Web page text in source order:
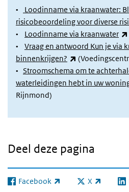
•
Loodinname via kraanwater:
risicobeoordeling voor diverse
• Loodinname via kraanwater
• Vraag en antwoord Kun je via
binnenkrijgen?
(externe link)
• Stroomschema om te
waterleidingen hebt in uw
Rijnmond)
Deel deze pagina
Facebook
(externe link) X
(externe link)